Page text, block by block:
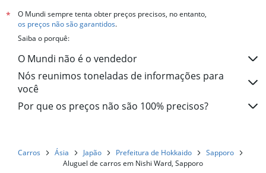
*
O Mundi sempre tenta obter preços precisos, no entanto,
os preços não são garantidos.
Saiba o porquê:
O Mundi não é o vendedor
Nós reunimos toneladas de informações para
você
Por que os preços não são 100% precisos?
Carros Ásia Japão Prefeitura de Hokkaido
Sapporo
Aluguel de carros em Nishi Ward, Sapporo